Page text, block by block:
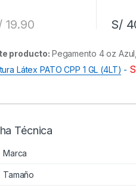
19.90 S/
producto: Pegamento 4 oz
Látex PATO CPP 1 GL (4LT) -
Técnica
Marca
Tamaño